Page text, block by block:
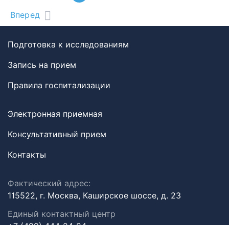
Вперед
Подготовка к исследованиям
Запись на прием
Правила госпитализации
Электронная приемная
Консультативный прием
Контакты
Фактический адрес:
115522, г. Москва, Каширское шоссе, д. 23
Единый контактный центр